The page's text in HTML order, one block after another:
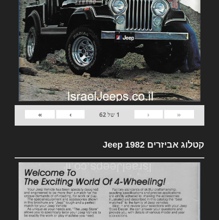
«
‹
1 של62
›
»
קטלוג אביזרים 1982 Jeep